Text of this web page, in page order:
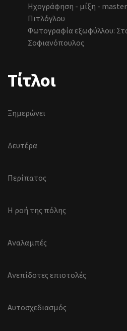
Ηχογράφηση - μίξη -
Πιτλόγλου
Φωτογραφία εξωφύλλου:
Σοφιανόπουλος
Τίτλοι
Ξημερώνει
Δευτέρα
Περίπατος
Η ροή της πόλης
Αναλαμπές
Ανεπίδοτες επιστολές
Αυτοσχεδιασμός